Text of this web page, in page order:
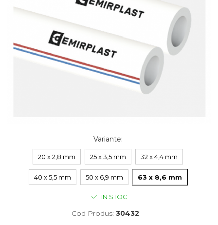
Variante:
20 x 2,8 mm 25 x 3,5 mm 32 x 4,4 mm
40 x 5,5 mm 50 x 6,9 mm 63 x 8,6 mm
IN STOC
Cod Produs: 30432